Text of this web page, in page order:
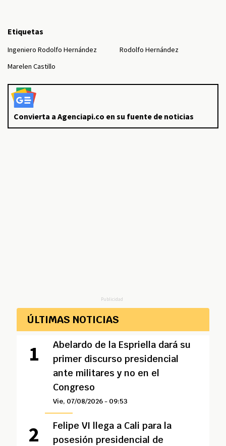
Etiquetas
Ingeniero Rodolfo Hernández
Rodolfo Hernández
Marelen Castillo
Convierta a Agenciapi.co en su fuente de noticias
Publicidad
ÚLTIMAS NOTICIAS
Abelardo de la Espriella dará su
primer discurso presidencial
ante militares y no en el
Congreso
Vie, 07/08/2026 - 09:53
Felipe VI llega a Cali para la
posesión presidencial de